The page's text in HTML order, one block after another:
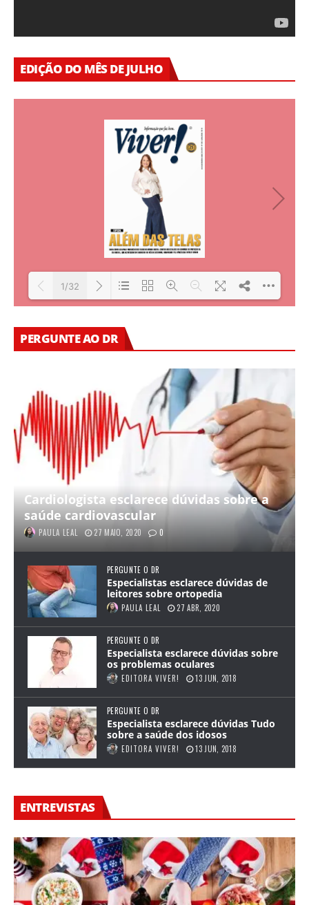
EDIÇÃO DO MÊS DE JULHO
Loading PDF 21% ...
1/32
PERGUNTE AO DR
Cardiologista esclarece dúvidas sobre a
saúde cardiovascular
PAULA LEAL 27 MAIO, 2020 0
PERGUNTE O DR
Especialistas esclarece dúvidas de
leitores sobre ortopedia
PAULA LEAL 27 ABR, 2020
PERGUNTE O DR
Especialista esclarece dúvidas sobre
os problemas oculares
EDITORA VIVER! 13 JUN, 2018
PERGUNTE O DR
Especialista esclarece dúvidas Tudo
sobre a saúde dos idosos
EDITORA VIVER! 13 JUN, 2018
ENTREVISTAS